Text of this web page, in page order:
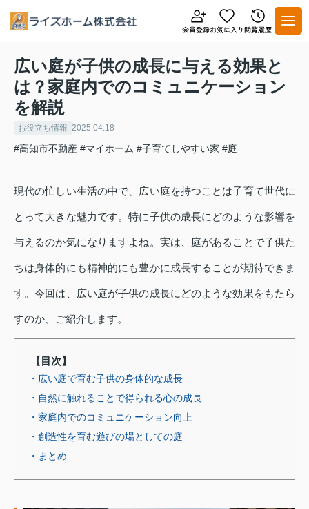
広い庭が子供の成長に与える効果と
は？家庭内でのコミュニケーション
を解説
お役立ち情報 2025.04.18
#高知市不動産 #マイホーム #子育てしやすい家 #庭
現代の忙しい生活の中で、広い庭を持つことは子育て世代に
とって大きな魅力です。特に子供の成長にどのような影響を
与えるのか気になりますよね。実は、庭があることで子供た
ちは身体的にも精神的にも豊かに成長することが期待できま
す。今回は、広い庭が子供の成長にどのような効果をもたら
すのか、ご紹介します。
【目次】
・広い庭で育む子供の身体的な成長
・自然に触れることで得られる心の成長
・家庭内でのコミュニケーション向上
・創造性を育む遊びの場としての庭
・まとめ